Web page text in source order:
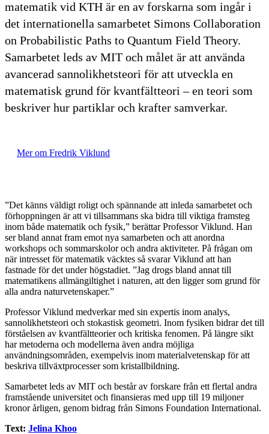
matematik vid KTH är en av forskarna som ingår i
det internationella samarbetet Simons Collaboration
on Probabilistic Paths to Quantum Field Theory.
Samarbetet leds av MIT och målet är att använda
avancerad sannolikhetsteori för att utveckla en
matematisk grund för kvantfältteori – en teori som
beskriver hur partiklar och krafter samverkar.
Mer om Fredrik Viklund
”Det känns väldigt roligt och spännande att inleda samarbetet och
förhoppningen är att vi tillsammans ska bidra till viktiga framsteg
inom både matematik och fysik,” berättar Professor Viklund. Han
ser bland annat fram emot nya samarbeten och att anordna
workshops och sommarskolor och andra aktiviteter. På frågan om
när intresset för matematik väcktes så svarar Viklund att han
fastnade för det under högstadiet. ”Jag drogs bland annat till
matematikens allmängiltighet i naturen, att den ligger som grund för
alla andra naturvetenskaper.”
Professor Viklund medverkar med sin expertis inom analys,
sannolikhetsteori och stokastisk geometri. Inom fysiken bidrar det till
förståelsen av kvantfältteorier och kritiska fenomen. På längre sikt
har metoderna och modellerna även andra möjliga
användningsområden, exempelvis inom materialvetenskap för att
beskriva tillväxtprocesser som kristallbildning.
Samarbetet leds av MIT och består av forskare från ett flertal andra
framstående universitet och finansieras med upp till 19 miljoner
kronor årligen, genom bidrag från Simons Foundation International.
Text: Jelina Khoo